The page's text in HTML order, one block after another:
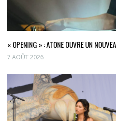
« OPENING » : ATONE OUVRE UN
7 AOÛT 2026